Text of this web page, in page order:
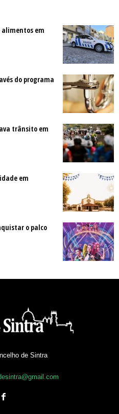
alimentos em
do programa
trânsito em
em
o palco
de Sintra